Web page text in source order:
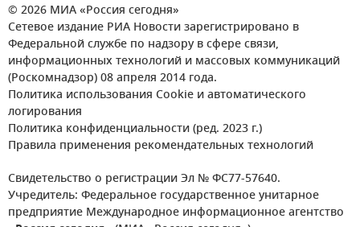
© 2026 МИА «Россия сегодня»
Сетевое издание РИА Новости зарегистрировано в
Федеральной службе по надзору в сфере связи,
информационных технологий и массовых коммуникаций
(Роскомнадзор) 08 апреля 2014 года.
Политика использования Cookie и автоматического
логирования
Политика конфиденциальности (ред. 2023 г.)
Правила применения рекомендательных технологий
Свидетельство о регистрации Эл № ФС77-57640.
Учредитель: Федеральное государственное унитарное
предприятие Международное информационное агентство